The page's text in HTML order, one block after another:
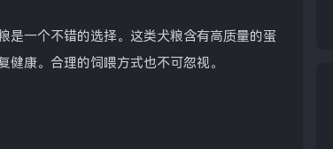
是一个不错的选择。这类犬粮含有高质量的蛋
康。合理的饲喂方式也不可忽视。